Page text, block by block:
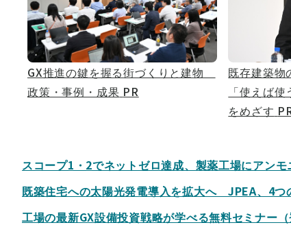
GX推進の鍵を握る街づくりと建物
政策・事例・成果 PR
既存建築物
「使えば
をめざす
スコープ1・2でネットゼロ達成、製薬工場にアン
既築住宅への太陽光発電導入を拡大へ JPEA、4つ
工場の最新GX設備投資戦略が学べる無料セミナー